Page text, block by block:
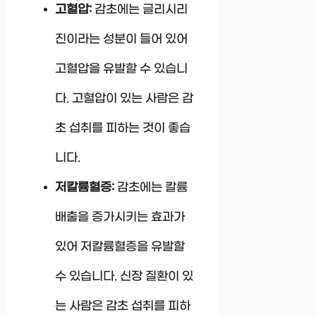
고혈압: 감초에는 글리시리
진이라는 성분이 들어 있어
고혈압을 유발할 수 있습니
다. 고혈압이 있는 사람은 감
초 섭취를 피하는 것이 좋습
니다.
저칼륨혈증: 감초에는 칼륨
배출을 증가시키는 효과가
있어 저칼륨혈증을 유발할
수 있습니다. 신장 질환이 있
는 사람은 감초 섭취를 피하